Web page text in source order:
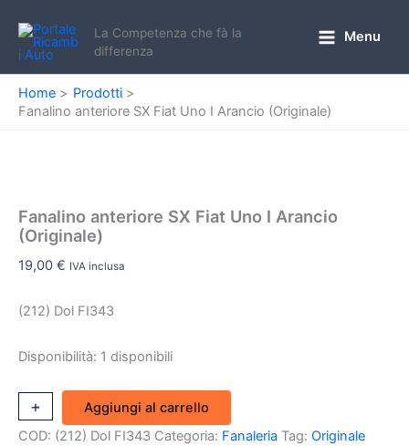
contenuto
La Competenza che fà la
differenza
Menu
Home
Prodotti
Fanalino anteriore SX Fiat Uno I Arancio (Originale)
Fanalino anteriore SX Fiat Uno I Arancio
(Originale)
19,00 € IVA inclusa
(212) Dol FI343
Disponibilità: 1 disponibili
-
Fanalino
anteriore
SX
+
Aggiungi al carrello
COD: (212) Dol FI343 Categoria: Fanaleria Tag: Originale